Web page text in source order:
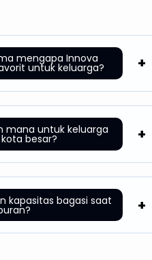
mengapa Innova
untuk keluarga?
mana untuk keluarga
besar?
kapasitas bagasi saat